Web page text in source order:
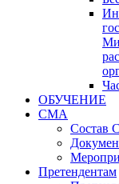
ОБУЧЕНИЕ
СМА
Состав
Претендентам